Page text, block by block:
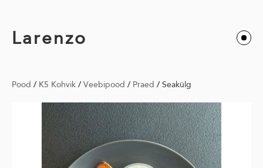
Larenzo
Pood / K5 Kohvik / Veebipood / Praed / Seakülg